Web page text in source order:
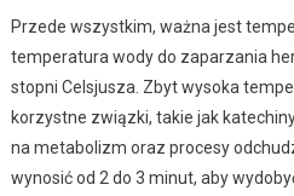
Przede wszystkim, ważna jest
temperatura wody do zaparzania
stopni Celsjusza. Zbyt wysoka
korzystne związki, takie jak
na metabolizm oraz procesy
wynosić od 2 do 3 minut, aby